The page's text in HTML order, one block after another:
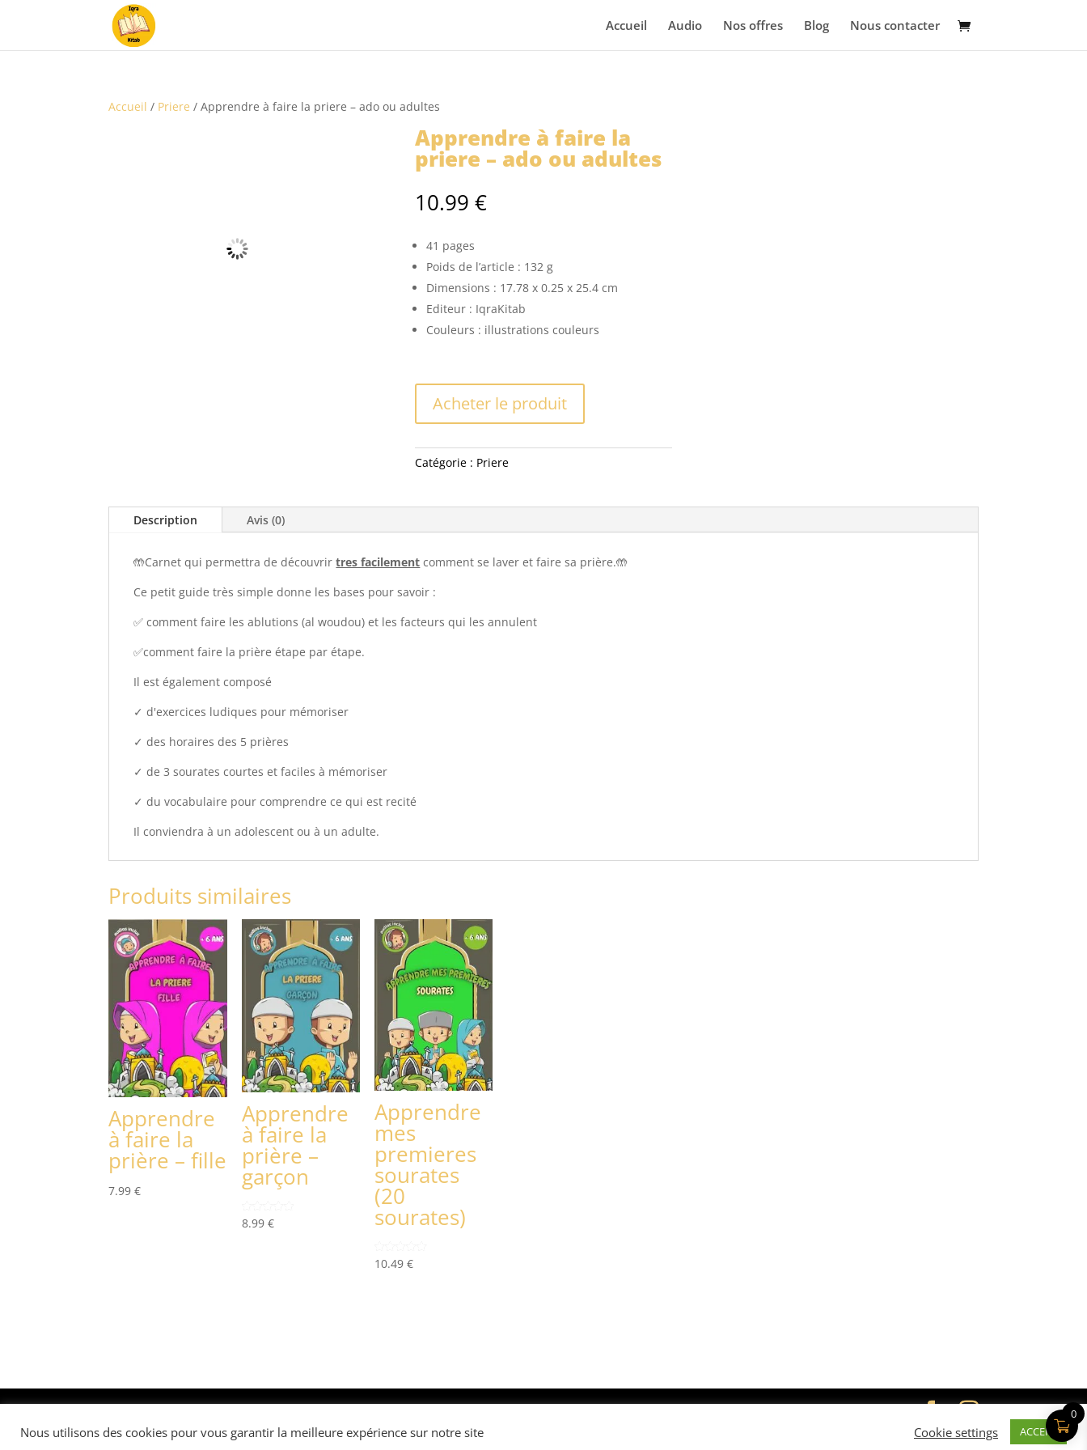
Accueil Audio Nos offres Blog Nous contacter
Accueil / Priere / Apprendre à faire la priere – ado ou adultes
Apprendre à faire la
priere – ado ou adultes
10.99 €
41 pages
Poids de l’article : 132 g
Dimensions : 17.78 x 0.25 x 25.4 cm
Editeur : IqraKitab
Couleurs : illustrations couleurs
Acheter le produit
e
a
v
Catégorie : Priere
Description Avis (0)
🤲Carnet qui permettra de découvrirtres facilement comment se laver et faire sa prière.🤲
Ce petit guide très simple donne les bases pour savoir :
✅ comment faire les ablutions (al woudou) et les facteurs qui les annulent
✅comment faire la prière étape par étape.
Il est également composé
✓ d'exercices ludiques pour mémoriser
✓ des horaires des 5 prières
✓ de 3 sourates courtes et faciles à mémoriser
✓ du vocabulaire pour comprendre ce qui est recité
Il conviendra à un adolescent ou à un adulte.
Produits similaires
Apprendre
à faire la
prière – fille
7.99€
Apprendre
à faire la
prière –
garçon
Note
5.00
8.99 €
Apprendre
mes
premieres
sourates
(20
sourates)
Note
5.00
10.49 €
Nous utilisons des cookies pour vous garantir la meilleure expérience sur notre site Cookie settings ACCEPT
0